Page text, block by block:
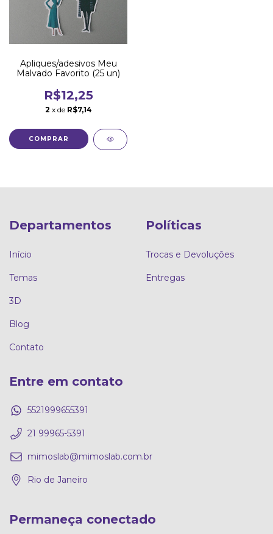
Apliques/adesivos Meu
Malvado Favorito (25 un)
R$12,25
2 x de R$7,14
Departamentos
Início
Temas
3D
Blog
Contato
Políticas
Trocas e Devoluções
Entregas
Entre em contato
5521999655391
21 99965-5391
mimoslab@mimoslab.com.br
Rio de Janeiro
Permaneça conectado